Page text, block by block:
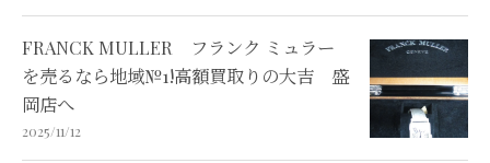
FRANCK MULLER フランク ミュラー
を売るなら地域№1!高額買取りの大吉 盛
岡店へ
2025/11/12